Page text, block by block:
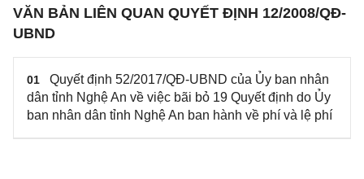
VĂN BẢN LIÊN QUAN QUYẾT ĐỊNH 12/2008/QĐ-
UBND
01
Quyết định 52/2017/QĐ-UBND của Ủy ban nhân
dân tỉnh Nghệ An về việc bãi bỏ 19 Quyết định do Ủy
ban nhân dân tỉnh Nghệ An ban hành về phí và lệ phí